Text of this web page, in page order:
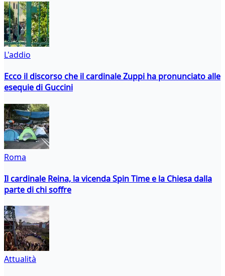
L'addio
Ecco il discorso che il cardinale Zuppi ha pronunciato alle
esequie di Guccini
Roma
Il cardinale Reina, la vicenda Spin Time e la Chiesa dalla
parte di chi soffre
Attualità